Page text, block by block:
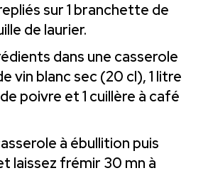
sur 1 branchette de
de laurier.
dans une casserole
vin blanc sec (20 cl), 1 litre
poivre et 1 cuillère à café
à ébullition puis
laissez frémir 30 mn à